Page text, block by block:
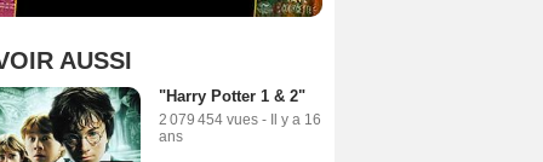
AUSSI
"Harry Potter 1 & 2"
2 079 454 vues - Il y a 16
ans